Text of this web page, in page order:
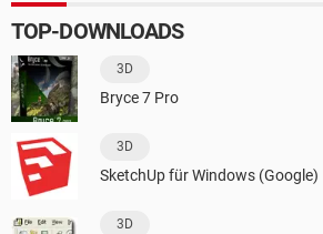
TOP-DOWNLOADS
3D
Bryce 7 Pro
3D
SketchUp für Windows (Google)
3D